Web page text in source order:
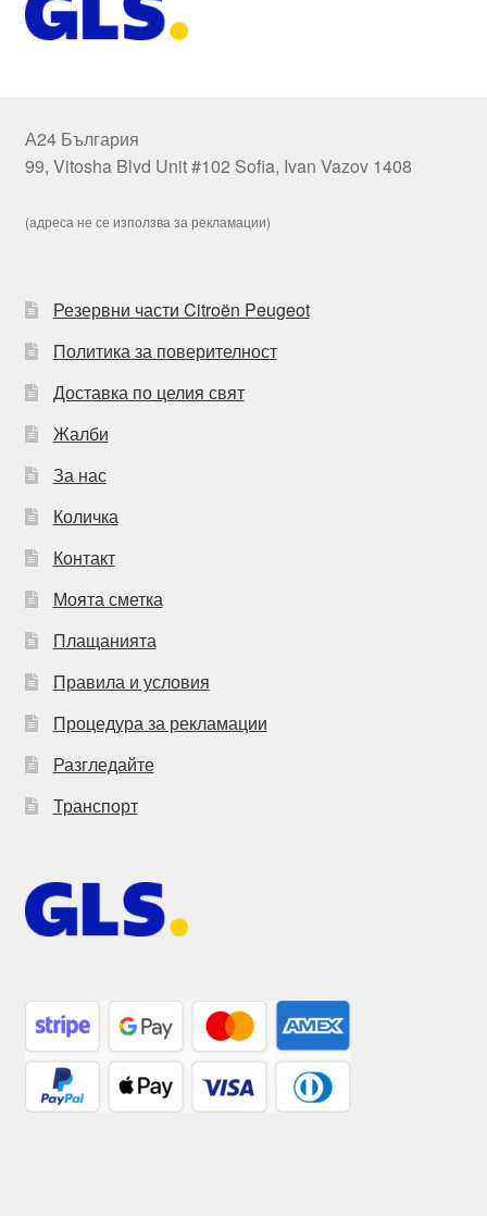
А24 България
99, Vitosha Blvd Unit #102 Sofia, Ivan Vazov 1408
(адреса не се използва за рекламации)
Резервни части Citroën Peugeot
Политика за поверителност
Доставка по целия свят
Жалби
За нас
Количка
Контакт
Моята сметка
Плащанията
Правила и условия
Процедура за рекламации
Разгледайте
Транспорт